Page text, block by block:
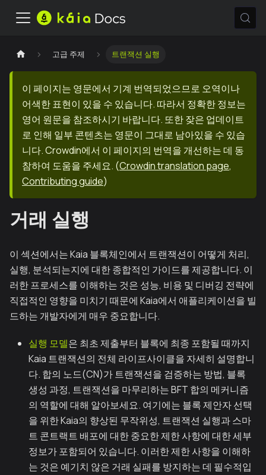
고급 주제 트랜잭션 실행
이 페이지는 영문에서 기계 번역되었으므로 오역이나
어색한 표현이 있을 수 있습니다. 따라서 정확한 정보는
영어 원문을 참조하시기 바랍니다. 또한 잦은 업데이트
로 인해 일부 콘텐츠는 영문이 그대로 남아있을 수 있습
니다. Crowdin에서 이 페이지의 번역을 개선하는 데 동
참하여 도움을 주세요. (Crowdin translation page,
Contributing guide)
거래 실행
이 섹션에서는 Kaia 블록체인에서 트랜잭션이 어떻게 처리,
실행, 분석되는지에 대한 종합적인 가이드를 제공합니다. 이
러한 프로세스를 이해하는 것은 성능, 비용 및 디버깅 전략에
직접적인 영향을 미치기 때문에 Kaia에서 애플리케이션을 빌
드하는 개발자에게 매우 중요합니다.
실행 모델은 최초 제출부터 블록에 최종 포함될 때까지
Kaia 트랜잭션의 전체 라이프사이클을 자세히 설명합니
다. 합의 노드(CN)가 트랜잭션을 검증하는 방법, 블록
생성 과정, 트랜잭션을 마무리하는 BFT 합의 메커니즘
의 역할에 대해 알아보세요. 여기에는 블록 제안자 선택
을 위한 Kaia의 향상된 무작위성, 트랜잭션 실행과 스마
트 콘트랙트 배포에 대한 중요한 제한 사항에 대한 세부
정보가 포함되어 있습니다. 이러한 제한 사항을 이해하
는 것은 예기치 않은 거래 실패를 방지하는 데 필수적입